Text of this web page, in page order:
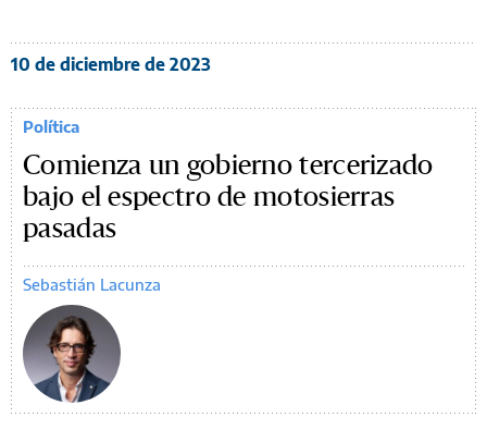
10 de diciembre de 2023
Política
Comienza un gobierno tercerizado
bajo el espectro de motosierras
pasadas
Sebastián Lacunza